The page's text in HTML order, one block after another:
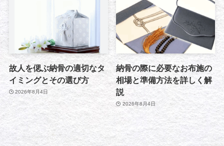
故人を偲ぶ納骨の適切なタ
イミングとその選び方
2026年8月4日
納骨の際に必要なお布施の
相場と準備方法を詳しく解
説
2026年8月4日